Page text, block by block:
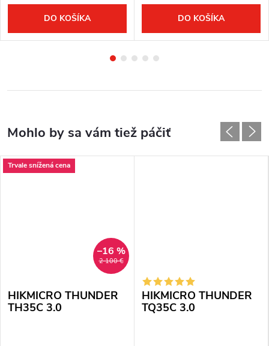
DO KOŠÍKA DO KOŠÍKA
Trvale snížená cena
2 100 €
–16 %
HIKMICRO THUNDER
TH35C 3.0
HIKMICRO THUNDER
TQ35C 3.0